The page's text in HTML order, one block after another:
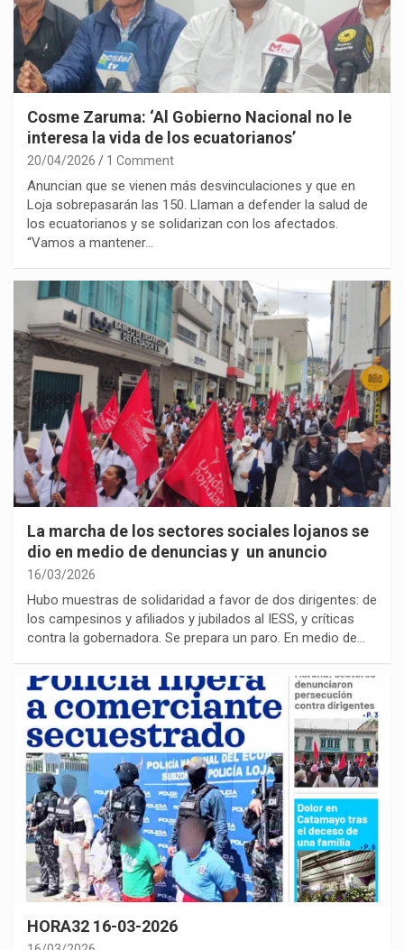
Cosme Zaruma: ‘Al Gobierno Nacional no le
interesa la vida de los ecuatorianos’
20/04/2026 1 Comment
Anuncian que se vienen más desvinculaciones y que en
Loja sobrepasarán las 150. Llaman a defender la salud de
los ecuatorianos y se solidarizan con los afectados.
“Vamos a mantener…
La marcha de los sectores sociales lojanos se
dio en medio de denuncias y un anuncio
16/03/2026
Hubo muestras de solidaridad a favor de dos dirigentes: de
los campesinos y afiliados y jubilados al IESS, y críticas
contra la gobernadora. Se prepara un paro. En medio de…
HORA32 16-03-2026